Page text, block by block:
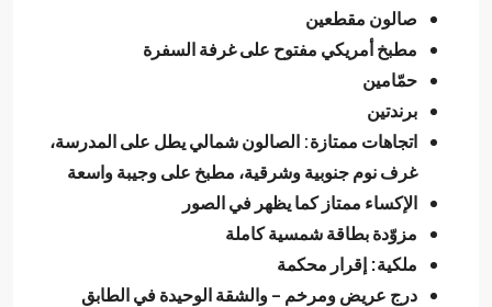
صالون مقطعين
مطبخ أمريكي مفتوح على غرفة السفرة
حمّامين
برندتين
اتجاهات ممتازة: الصالون شمالي يطل على المدرسة،
غرف نوم جنوبية وشرقية، مطبخ على وجيبة واسعة
الإكساء ممتاز كما يظهر في الصور
مزوّدةبطاقة شمسية كاملة
ملكية: إقرار محكمة
درج عريض ومرخم – والشقة الوحيدة في الطابق